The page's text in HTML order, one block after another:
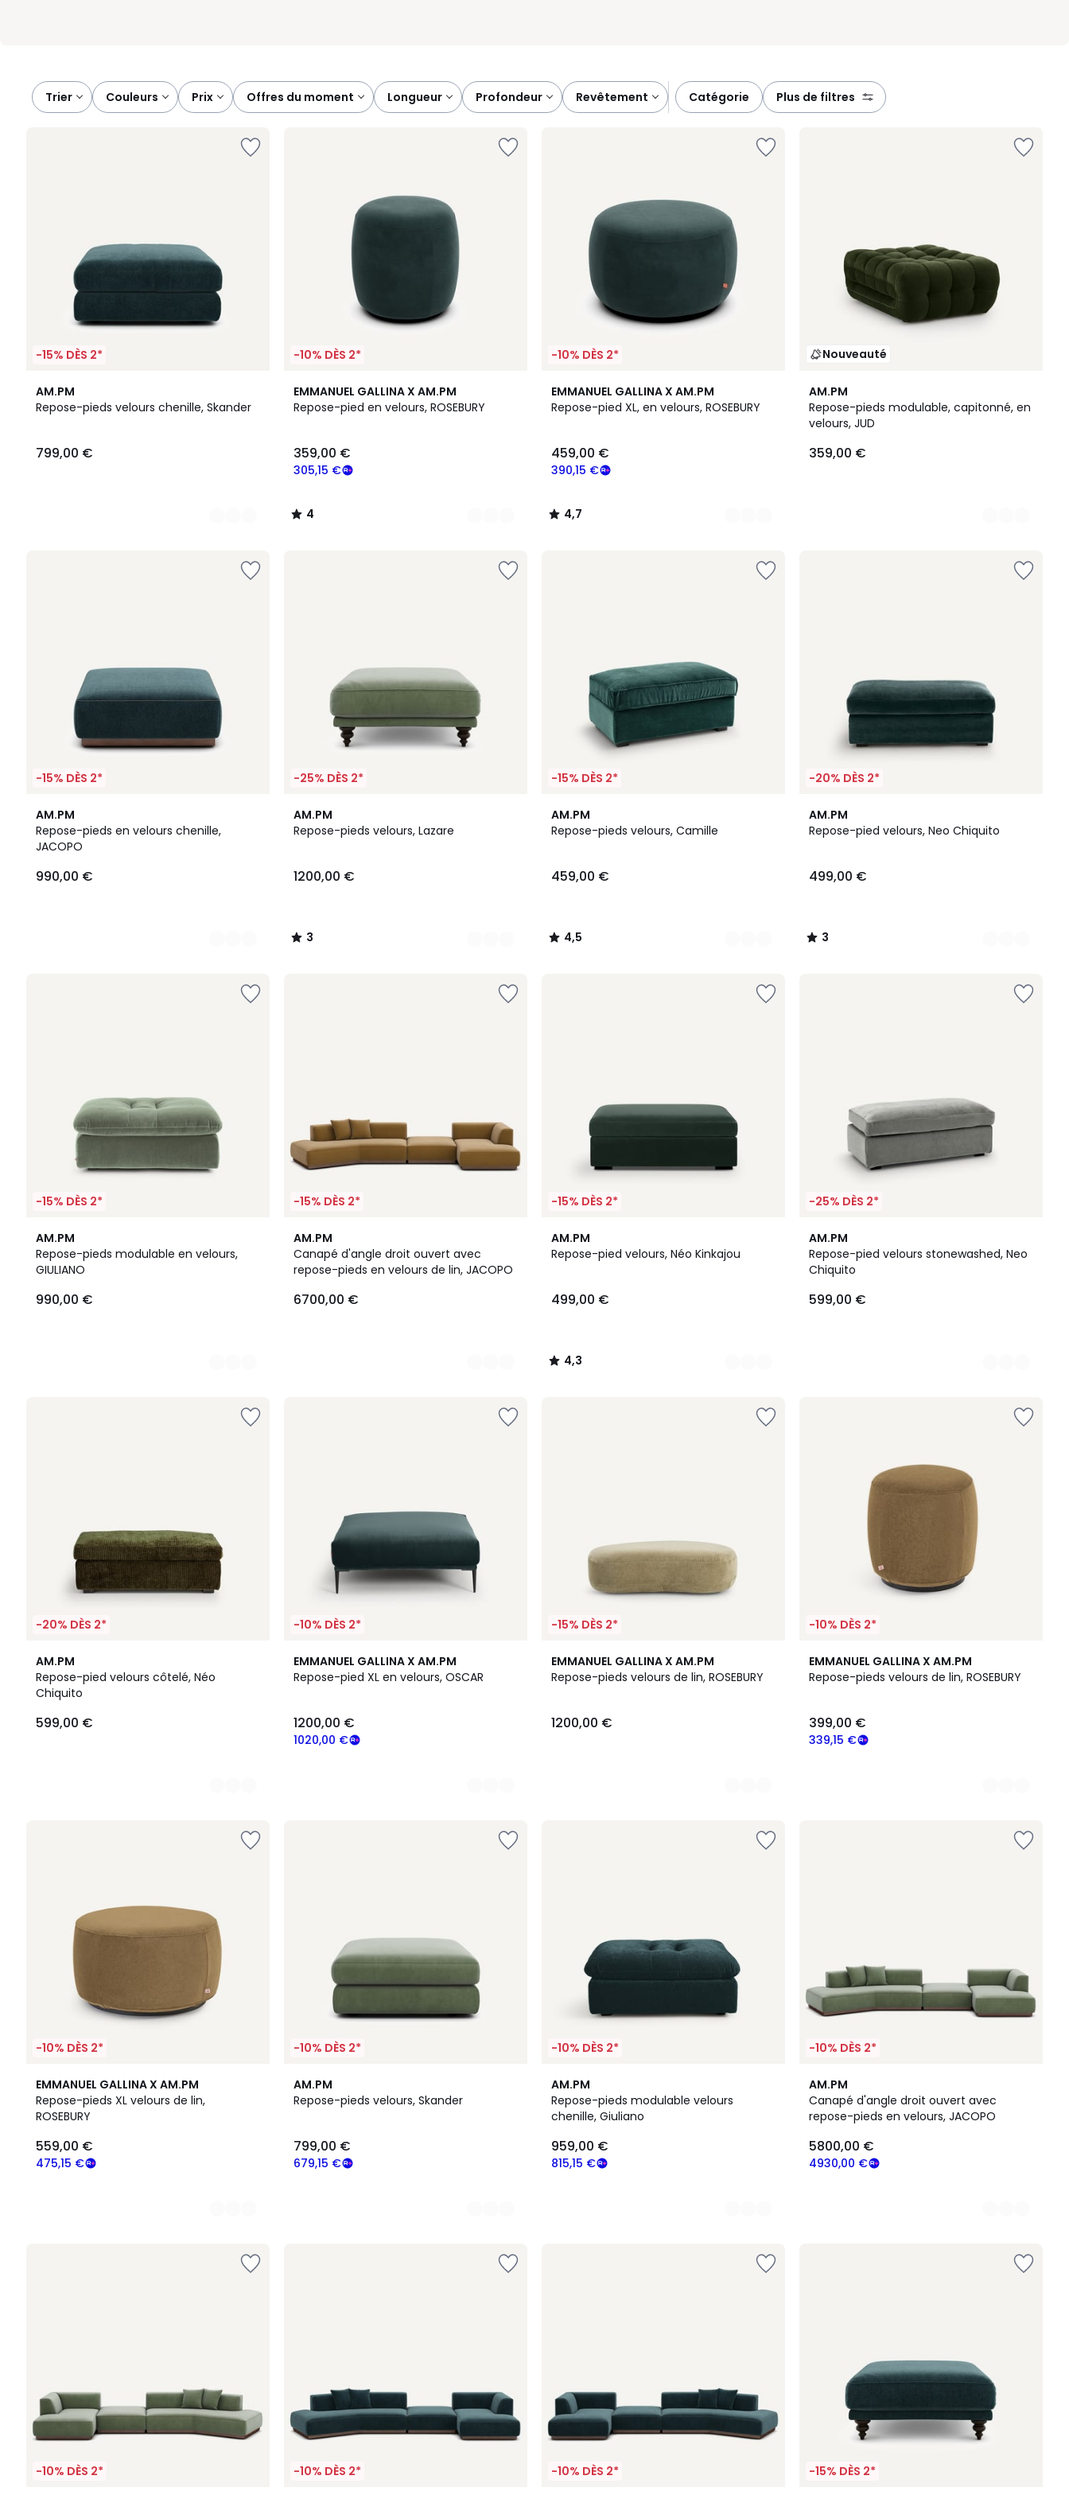
Trier couleurs prix offres du moment longueur profondeur revêtement catégorie plus de filtres
-15% DÈS 2*
AM.PM
Repose-pieds velours chenille, Skander
€.
799,00 €
8
Couleurs
-10% DÈS 2*
EMMANUEL GALLINA X AM.PM
Repose-pied en velours, ROSEBURY
305,15 €
359,00 €
4
/
9
Couleurs
4
/
-10% DÈS 2*
EMMANUEL GALLINA X AM.PM
Repose-pied XL, en velours, ROSEBURY
390,15 €
459,00 €
4,7
/ 5
9
Couleurs
4,7
/
Nouveauté
AM.PM
Repose-pieds modulable, capitonné, en
velours, JUD
359,00 €
4
Couleurs
-15% DÈS 2*
AM.PM
Repose-pieds en velours chenille,
JACOPO
990,00 €
8
Couleurs
-25% DÈS 2*
AM.PM
Repose-pieds velours, Lazare
1200,00 €
3
/
16
Couleurs
3
/
-15% DÈS 2*
AM.PM
Repose-pieds velours, Camille
459,00 €
4,5
/ 5
3
Couleurs
4,5
/
-20% DÈS 2*
AM.PM
Repose-pied velours, Neo Chiquito
499,00 €
3
/
5
Couleurs
3
/
-15% DÈS 2*
AM.PM
Repose-pieds modulable en velours,
GIULIANO
990,00 €
14
Couleurs
-15% DÈS 2*
AM.PM
Canapé d'angle droit ouvert avec
repose-pieds en velours de lin, JACOPO
6700,00 €
5
Couleurs
-15% DÈS 2*
AM.PM
Repose-pied velours, Néo Kinkajou
499,00 €
4,3
/ 5
4
Couleurs
4,3
/
-25% DÈS 2*
AM.PM
Repose-pied velours stonewashed, Neo
Chiquito
599,00 €
2
Couleurs
-20% DÈS 2*
AM.PM
Repose-pied velours côtelé, Néo
Chiquito
599,00 €
2
Couleurs
-10% DÈS 2*
EMMANUEL GALLINA X AM.PM
Repose-pied XL en velours, OSCAR
1020,00 €
1200,00 €
8
Couleurs
-15% DÈS 2*
EMMANUEL GALLINA X AM.PM
Repose-pieds velours de lin, ROSEBURY
1200,00 €
3
Couleurs
-10% DÈS 2*
EMMANUEL GALLINA X AM.PM
Repose-pieds velours de lin, ROSEBURY
339,15 €
399,00 €
5
Couleurs
-10% DÈS 2*
EMMANUEL GALLINA X AM.PM
Repose-pieds XL velours de lin,
ROSEBURY
475,15 €
559,00 €
5
Couleurs
-10% DÈS 2*
AM.PM
Repose-pieds velours, Skander
679,15 €
799,00 €
15
Couleurs
-10% DÈS 2*
AM.PM
Repose-pieds modulable velours
chenille, Giuliano
815,15 €
959,00 €
8
Couleurs
-10% DÈS 2*
AM.PM
Canapé d'angle droit ouvert avec
repose-pieds en velours, JACOPO
4930,00 €
5800,00 €
15
Couleurs
-10% DÈS 2* -10% DÈS 2* -10% DÈS 2* -15% DÈS 2*